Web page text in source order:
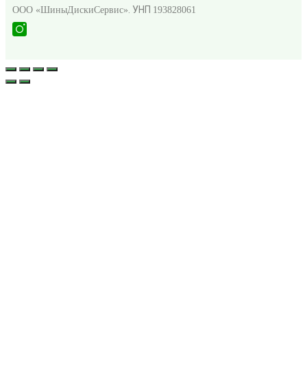
ООО «ШиныДискиСервис». УНП 193828061